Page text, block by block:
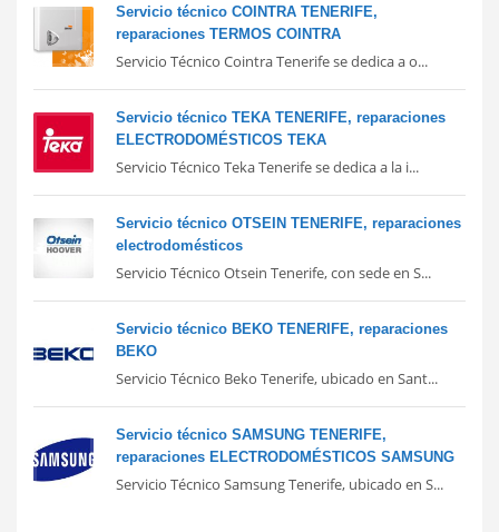
Servicio técnico COINTRA TENERIFE,
reparaciones TERMOS COINTRA
Servicio Técnico Cointra Tenerife se dedica a o...
Servicio técnico TEKA TENERIFE, reparaciones
ELECTRODOMÉSTICOS TEKA
Servicio Técnico Teka Tenerife se dedica a la i...
Servicio técnico OTSEIN TENERIFE, reparaciones
electrodomésticos
Servicio Técnico Otsein Tenerife, con sede en S...
Servicio técnico BEKO TENERIFE, reparaciones
BEKO
Servicio Técnico Beko Tenerife, ubicado en Sant...
Servicio técnico SAMSUNG TENERIFE,
reparaciones ELECTRODOMÉSTICOS SAMSUNG
Servicio Técnico Samsung Tenerife, ubicado en S...